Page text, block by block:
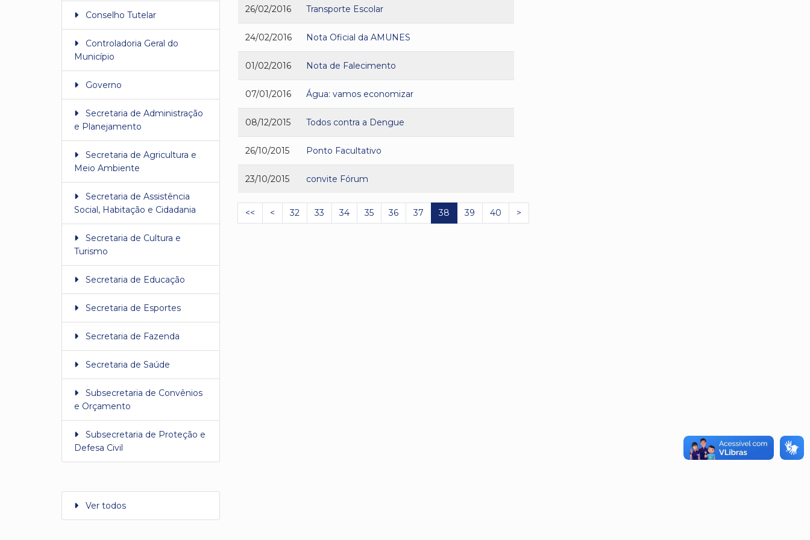
Conselho Tutelar
Controladoria Geral do
Município
Governo
Secretaria de Administração
e Planejamento
Secretaria de Agricultura e
Meio Ambiente
Secretaria de Assistência
Social, Habitação e Cidadania
Secretaria de Cultura e
Turismo
Secretaria de Educação
Secretaria de Esportes
Secretaria de Fazenda
Secretaria de Saúde
Subsecretaria de Convênios
e Orçamento
Subsecretaria de Proteção e
Defesa Civil
Ver todos
26/02/2016 Transporte Escolar
24/02/2016 Nota Oficial da AMUNES
01/02/2016 Nota de Falecimento
07/01/2016 Água: vamos economizar
08/12/2015 Todos contra a Dengue
26/10/2015 Ponto Facultativo
23/10/2015 convite Fórum
<< < 32 33 34 35 36 37 38 39 40 >